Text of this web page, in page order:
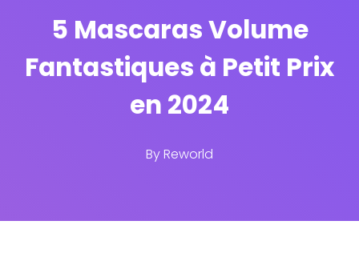
5 Mascaras Volume
Fantastiques à Petit Prix
en 2024
ByReworld